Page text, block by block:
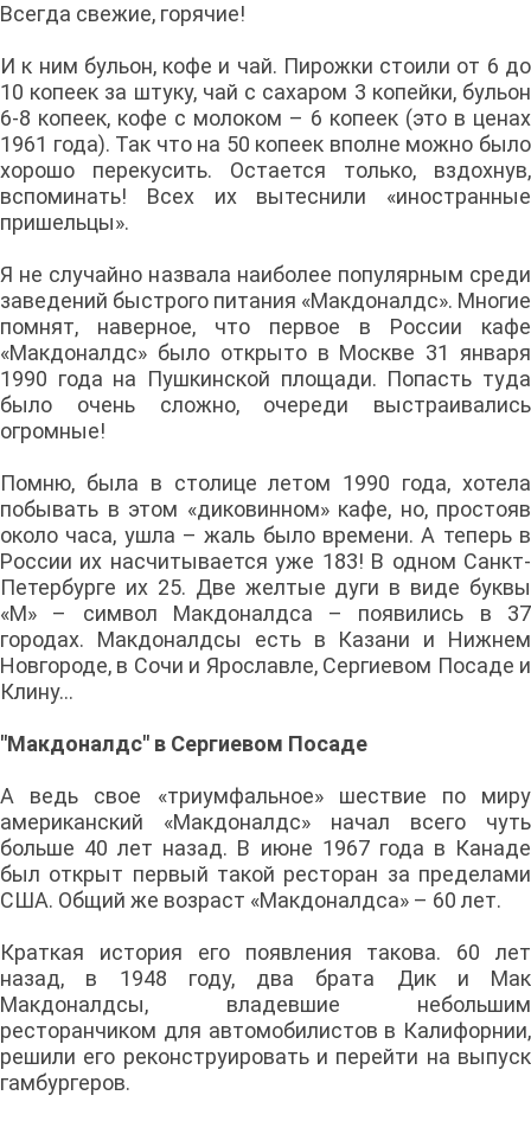
Всегда свежие, горячие!
И к ним бульон, кофе и чай. Пирожки стоили от 6 до
10 копеек за штуку, чай с сахаром 3 копейки, бульон
6-8 копеек, кофе с молоком – 6 копеек (это в ценах
1961 года). Так что на 50 копеек вполне можно было
хорошо перекусить. Остается только, вздохнув,
вспоминать! Всех их вытеснили «иностранные
пришельцы».
Я не случайно назвала наиболее популярным среди
заведений быстрого питания «Макдоналдс». Многие
помнят, наверное, что первое в России кафе
«Макдоналдс» было открыто в Москве 31 января
1990 года на Пушкинской площади. Попасть туда
было очень сложно, очереди выстраивались
огромные!
Помню, была в столице летом 1990 года, хотела
побывать в этом «диковинном» кафе, но, простояв
около часа, ушла – жаль было времени. А теперь в
России их насчитывается уже 183! В одном Санкт-
Петербурге их 25. Две желтые дуги в виде буквы
«М» – символ Макдоналдса – появились в 37
городах. Макдоналдсы есть в Казани и Нижнем
Новгороде, в Сочи и Ярославле, Сергиевом Посаде и
Клину...
"Макдоналдс" в Сергиевом Посаде
А ведь свое «триумфальное» шествие по миру
американский «Макдоналдс» начал всего чуть
больше 40 лет назад. В июне 1967 года в Канаде
был открыт первый такой ресторан за пределами
США. Общий же возраст «Макдоналдса» – 60 лет.
Краткая история его появления такова. 60 лет
назад, в 1948 году, два брата Дик и Мак
Макдоналдсы, владевшие небольшим
ресторанчиком для автомобилистов в Калифорнии,
решили его реконструировать и перейти на выпуск
гамбургеров.